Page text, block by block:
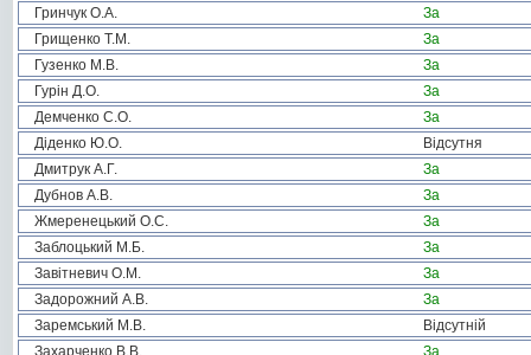
Гринчук О.А.
За
Грищенко Т.М.
За
Гузенко М.В.
За
Гурін Д.О.
За
Демченко С.О.
За
Діденко Ю.О.
Відсутня
Дмитрук А.Г.
За
Дубнов А.В.
За
Жмеренецький О.С.
За
Заблоцький М.Б.
За
Завітневич О.М.
За
Задорожний А.В.
За
Заремський М.В.
Відсутній
Захарченко В.В.
За